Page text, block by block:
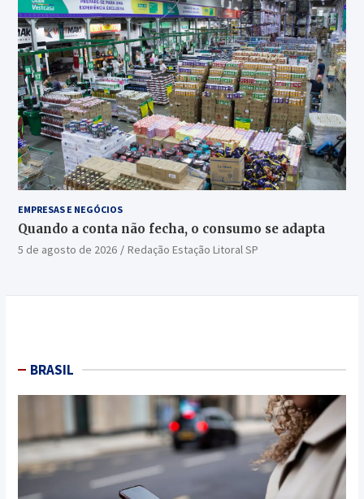
EMPRESAS E NEGÓCIOS
Quando a conta não fecha, o consumo se adapta
5 de agosto de 2026 Redação Estação Litoral SP
BRASIL